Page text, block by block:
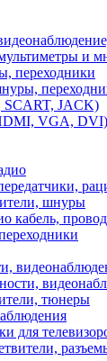
и
переходники
SCART, JACK)
VGA, DVI)
шнуры
кабель, провод
тюнеры
для